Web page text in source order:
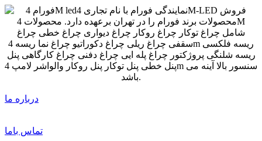
درباره ما
تماس باما